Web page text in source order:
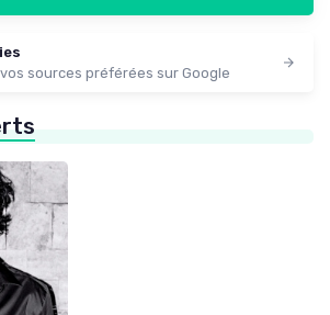
sources préférées sur Google